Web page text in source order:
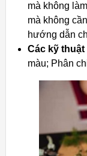
mà không
mà không
hướng dẫn
Các kỹ thuật
màu; Phân